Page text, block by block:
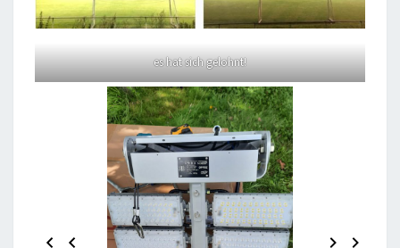
es hat sich gelohnt!